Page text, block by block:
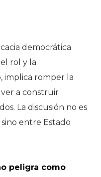
democrática
rol y la
implica romper la
a construir
La discusión no es
entre Estado
peligra como